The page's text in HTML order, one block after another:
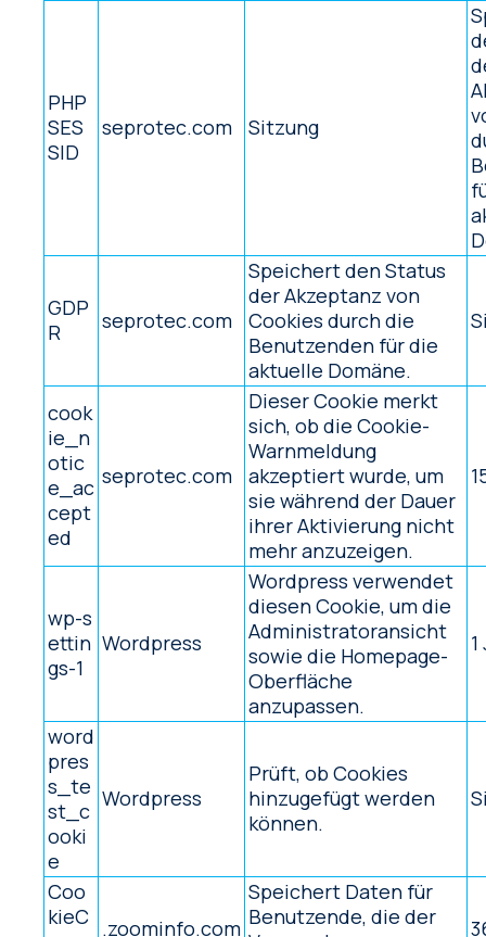
PHP
SES
SID
seprotec.com Sitzung
GDP
R
seprotec.com
Speichert den Status
der Akzeptanz von
Cookies durch die
Benutzenden für die
aktuelle Domäne.
cook
ie_n
otic
e_ac
cept
ed
seprotec.com
Dieser Cookie merkt
sich, ob die Cookie-
Warnmeldung
akzeptiert wurde, um
sie während der Dauer
ihrer Aktivierung nicht
mehr anzuzeigen.
wp-s
ettin
gs-1
Wordpress
Wordpress verwendet
diesen Cookie, um die
Administratoransicht
sowie die Homepage-
Oberfläche
anzupassen.
word
pres
s_te
st_c
ooki
e
Wordpress
Prüft, ob Cookies
hinzugefügt werden
können.
Coo
kieC .zoominfo.com
Speichert Daten für
Benutzende, die der